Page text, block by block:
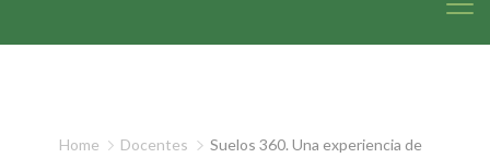
Home Docentes
Suelos 360. Una experiencia de